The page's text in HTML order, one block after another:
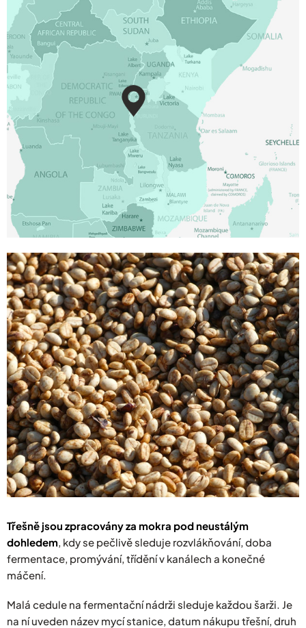
Třešně jsou zpracovány za mokra pod neustálým
dohledem , kdy se pečlivě sleduje rozvlákňování, doba
fermentace, promývání, třídění v kanálech a konečné
máčení.
Malá cedule na fermentační nádrži sleduje každou šarži. Je
na ní uveden název mycí stanice, datum nákupu třešní, druh